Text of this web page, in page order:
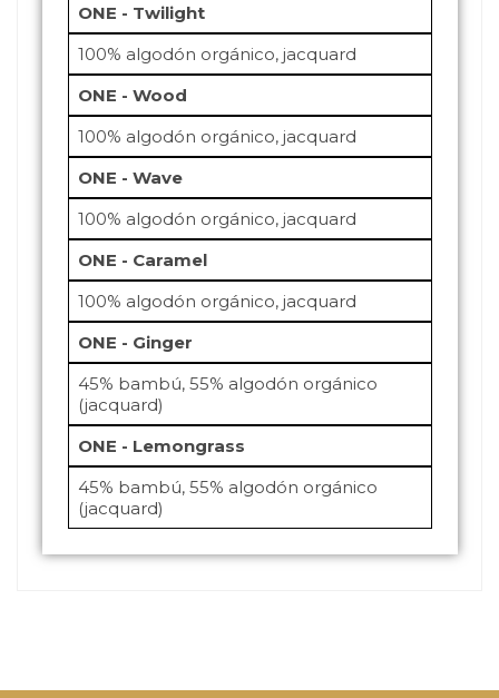
ONE - Twilight
100% algodón orgánico, jacquard
ONE - Wood
100% algodón orgánico, jacquard
ONE - Wave
100% algodón orgánico, jacquard
ONE - Caramel
100% algodón orgánico, jacquard
ONE - Ginger
45% bambú, 55% algodón orgánico
(jacquard)
ONE - Lemongrass
45% bambú, 55% algodón orgánico
(jacquard)